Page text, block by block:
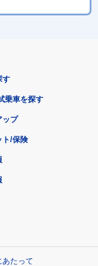
す
乗車を探す
ップ
ト/保険
あたって